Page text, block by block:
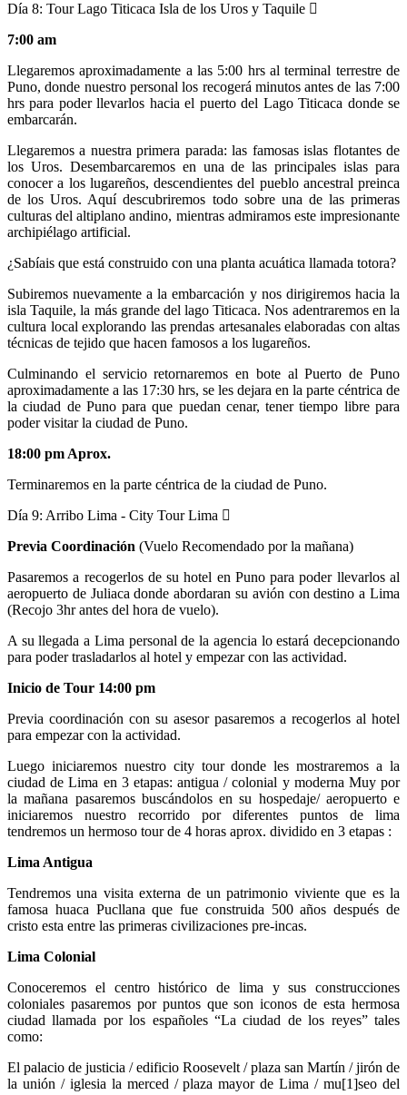
Día 8: Tour Lago Titicaca Isla de los Uros y Taquile
7:00 am
Llegaremos aproximadamente a las 5:00 hrs al terminal terrestre de
Puno, donde nuestro personal los recogerá minutos antes de las 7:00
hrs para poder llevarlos hacia el puerto del Lago Titicaca donde se
embarcarán.
Llegaremos a nuestra primera parada: las famosas islas flotantes de
los Uros. Desembarcaremos en una de las principales islas para
conocer a los lugareños, descendientes del pueblo ancestral preinca
de los Uros. Aquí descubriremos todo sobre una de las primeras
culturas del altiplano andino, mientras admiramos este impresionante
archipiélago artificial.
¿Sabíais que está construido con una planta acuática llamada totora?
Subiremos nuevamente a la embarcación y nos dirigiremos hacia la
isla Taquile, la más grande del lago Titicaca. Nos adentraremos en la
cultura local explorando las prendas artesanales elaboradas con altas
técnicas de tejido que hacen famosos a los lugareños.
Culminando el servicio retornaremos en bote al Puerto de Puno
aproximadamente a las 17:30 hrs, se les dejara en la parte céntrica de
la ciudad de Puno para que puedan cenar, tener tiempo libre para
poder visitar la ciudad de Puno.
18:00 pm Aprox.
Terminaremos en la parte céntrica de la ciudad de Puno.
Día 9: Arribo Lima - City Tour Lima
Previa Coordinación (Vuelo Recomendado por la mañana)
Pasaremos a recogerlos de su hotel en Puno para poder llevarlos al
aeropuerto de Juliaca donde abordaran su avión con destino a Lima
(Recojo 3hr antes del hora de vuelo).
A su llegada a Lima personal de la agencia lo estará decepcionando
para poder trasladarlos al hotel y empezar con las actividad.
Inicio de Tour 14:00 pm
Previa coordinación con su asesor pasaremos a recogerlos al hotel
para empezar con la actividad.
Luego iniciaremos nuestro city tour donde les mostraremos a la
ciudad de Lima en 3 etapas: antigua / colonial y moderna Muy por
la mañana pasaremos buscándolos en su hospedaje/ aeropuerto e
iniciaremos nuestro recorrido por diferentes puntos de lima
tendremos un hermoso tour de 4 horas aprox. dividido en 3 etapas :
Lima Antigua
Tendremos una visita externa de un patrimonio viviente que es la
famosa huaca Pucllana que fue construida 500 años después de
cristo esta entre las primeras civilizaciones pre-incas.
Lima Colonial
Conoceremos el centro histórico de lima y sus construcciones
coloniales pasaremos por puntos que son iconos de esta hermosa
ciudad llamada por los españoles “La ciudad de los reyes” tales
como:
El palacio de justicia / edificio Roosevelt / plaza san Martín / jirón de
la unión / iglesia la merced / plaza mayor de Lima / mu[1]seo del